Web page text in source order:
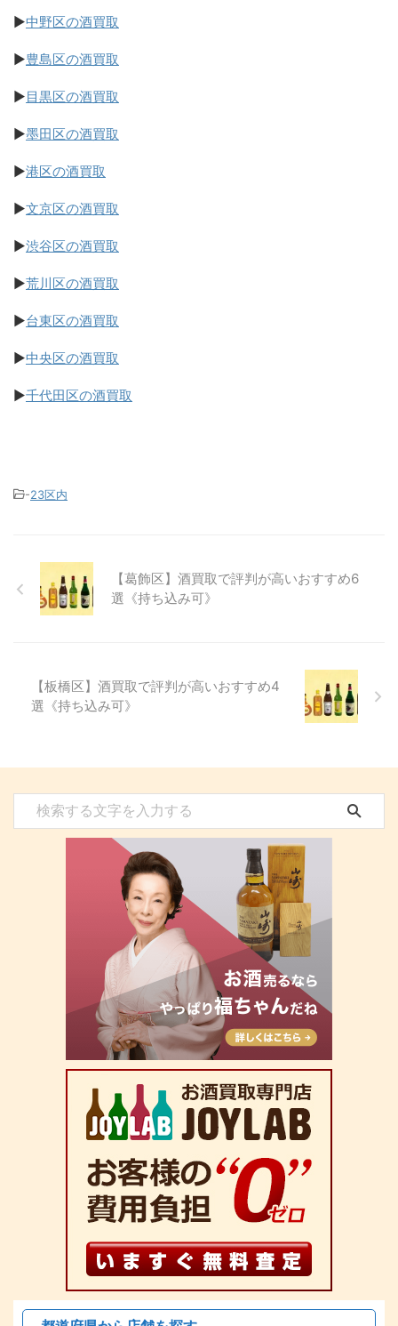
▶中野区の酒買取
▶豊島区の酒買取
▶目黒区の酒買取
▶墨田区の酒買取
▶港区の酒買取
▶文京区の酒買取
▶渋谷区の酒買取
▶荒川区の酒買取
▶台東区の酒買取
▶中央区の酒買取
▶千代田区の酒買取
-23区内
【葛飾区】酒買取で評判が高いおすすめ6
選《持ち込み可》
【板橋区】酒買取で評判が高いおすすめ4
選《持ち込み可》